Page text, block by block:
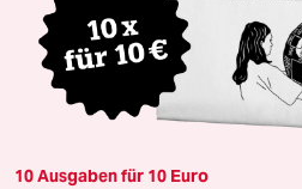
10 Ausgaben für 10 Euro